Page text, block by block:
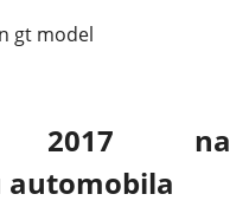
2017 na
automobila